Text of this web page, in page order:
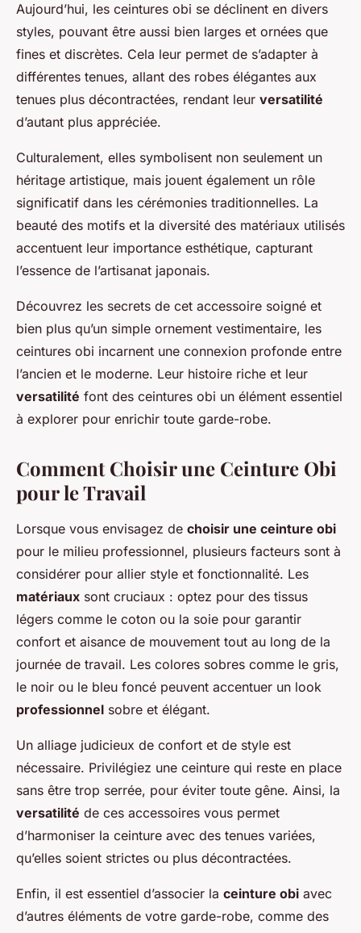
Aujourd’hui, les ceintures obi se déclinent en divers
styles, pouvant être aussi bien larges et ornées que
fines et discrètes. Cela leur permet de s’adapter à
différentes tenues, allant des robes élégantes aux
tenues plus décontractées, rendant leur versatilité
d’autant plus appréciée.
Culturalement, elles symbolisent non seulement un
héritage artistique, mais jouent également un rôle
significatif dans les cérémonies traditionnelles. La
beauté des motifs et la diversité des matériaux utilisés
accentuent leur importance esthétique, capturant
l’essence de l’artisanat japonais.
Découvrez les secrets de cet accessoire soigné et
bien plus qu’un simple ornement vestimentaire, les
ceintures obi incarnent une connexion profonde entre
l’ancien et le moderne. Leur histoire riche et leur
versatilité font des ceintures obi un élément essentiel
à explorer pour enrichir toute garde-robe.
Comment Choisir une Ceinture Obi
pour le Travail
Lorsque vous envisagez de choisir une ceinture obi
pour le milieu professionnel, plusieurs facteurs sont à
considérer pour allier style et fonctionnalité. Les
matériaux sont cruciaux : optez pour des tissus
légers comme le coton ou la soie pour garantir
confort et aisance de mouvement tout au long de la
journée de travail. Les colores sobres comme le gris,
le noir ou le bleu foncé peuvent accentuer un look
professionnel sobre et élégant.
Un alliage judicieux de confort et de style est
nécessaire. Privilégiez une ceinture qui reste en place
sans être trop serrée, pour éviter toute gêne. Ainsi, la
versatilité de ces accessoires vous permet
d’harmoniser la ceinture avec des tenues variées,
qu’elles soient strictes ou plus décontractées.
Enfin, il est essentiel d’associer la ceinture obi avec
d’autres éléments de votre garde-robe, comme des